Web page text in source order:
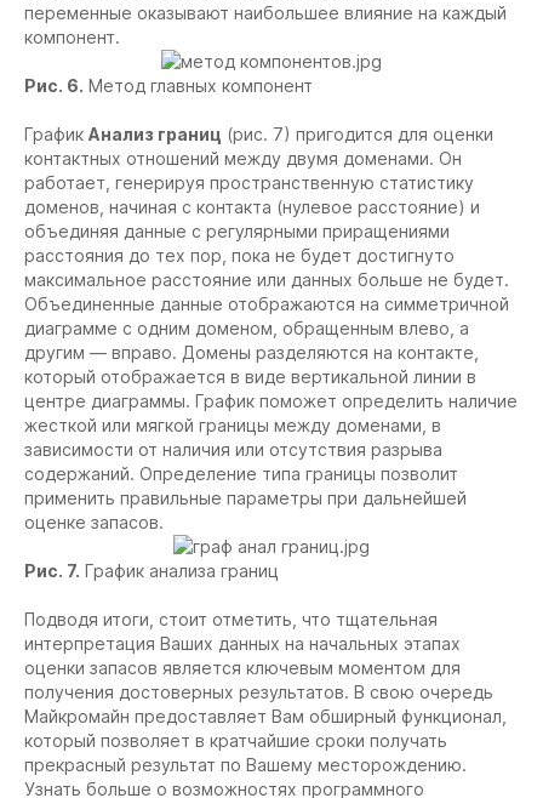
переменные оказывают наибольшее влияние на каждый
компонент.
Рис. 6. Метод главных компонент
График Анализ границ (рис. 7) пригодится для оценки
контактных отношений между двумя доменами. Он
работает, генерируя пространственную статистику
доменов, начиная с контакта (нулевое расстояние) и
объединяя данные с регулярными приращениями
расстояния до тех пор, пока не будет достигнуто
максимальное расстояние или данных больше не будет.
Объединенные данные отображаются на симметричной
диаграмме с одним доменом, обращенным влево, а
другим — вправо. Домены разделяются на контакте,
который отображается в виде вертикальной линии в
центре диаграммы. График поможет определить наличие
жесткой или мягкой границы между доменами, в
зависимости от наличия или отсутствия разрыва
содержаний. Определение типа границы позволит
применить правильные параметры при дальнейшей
оценке запасов.
Рис. 7. График анализа границ
Подводя итоги, стоит отметить, что тщательная
интерпретация Ваших данных на начальных этапах
оценки запасов является ключевым моментом для
получения достоверных результатов. В свою очередь
Майкромайн предоставляет Вам обширный функционал,
который позволяет в кратчайшие сроки получать
прекрасный результат по Вашему месторождению.
Узнать больше о возможностях программного